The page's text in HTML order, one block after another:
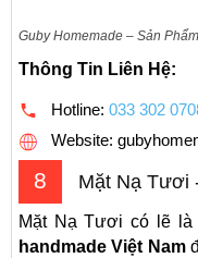
Guby Homemade – Sản
Thông Tin Liên Hệ:
Hotline: 033 302
Website:
8 Mặt Nạ Tươi
Mặt Nạ Tươi có lẽ là
handmade Việt Nam